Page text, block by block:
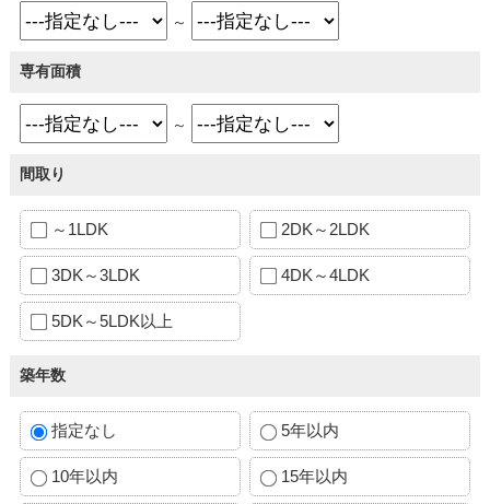
～
専有面積
～
間取り
～1LDK 2DK～2LDK
3DK～3LDK 4DK～4LDK
5DK～5LDK以上
築年数
指定なし 5年以内
10年以内 15年以内